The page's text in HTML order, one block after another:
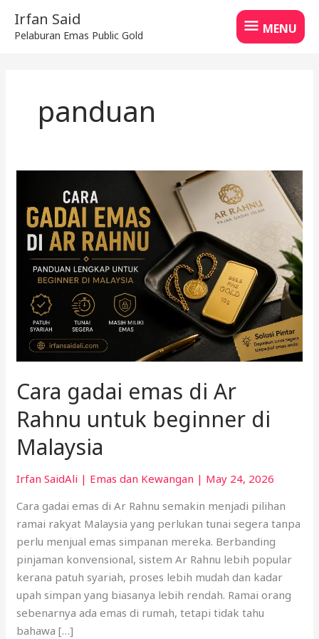
content
Irfan Said
Pelaburan Emas Public Gold
MENU
MENU
panduan
Cara gadai emas di Ar
Rahnu untuk beginner di
Malaysia
Irfan SaidAli | Emas dan Kewangan | May 24, 2026
Cara gadai emas di Ar Rahnu semakin menjadi pilihan
ramai rakyat Malaysia yang perlukan tunai segera tanpa
perlu menjual emas simpanan mereka. Berbanding
pinjaman konvensional, sistem Ar Rahnu lebih popular
kerana patuh syariah, proses lebih mudah dan kadar
upah simpan yang biasanya lebih rendah. Ramai orang
sebenarnya ada emas di rumah, tetapi tidak tahu
bahawa […]
emas
Ar
Rahnu
untuk
beginner
Malaysia